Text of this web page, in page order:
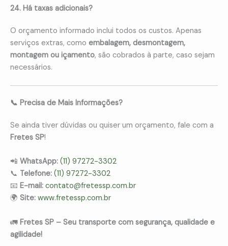
24. Há taxas adicionais?
O orçamento informado inclui todos os custos. Apenas
serviços extras, como embalagem, desmontagem,
montagem ou içamento, são cobrados à parte, caso sejam
necessários.
📞 Precisa de Mais Informações?
Se ainda tiver dúvidas ou quiser um orçamento, fale com a
Fretes SP!
📲 WhatsApp: (11) 97272-3302
📞 Telefone: (11) 97272-3302
📧 E-mail: contato@fretessp.com.br
🌍 Site: www.fretessp.com.br
🚛 Fretes SP – Seu transporte com segurança, qualidade e
agilidade!